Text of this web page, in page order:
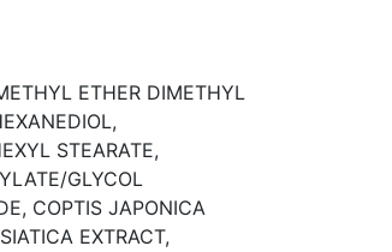
ETHER DIMETHYL
STEARATE,
GLYCOL
COPTIS JAPONICA
EXTRACT,